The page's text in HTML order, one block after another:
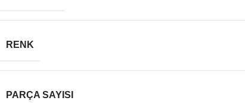
RENK
PARÇA SAYISI